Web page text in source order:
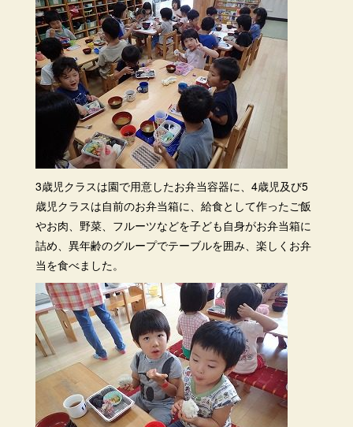
3歳児クラスは園で用意したお弁当容器に、4歳児及び5
歳児クラスは自前のお弁当箱に、給食として作ったご飯
やお肉、野菜、フルーツなどを子ども自身がお弁当箱に
詰め、異年齢のグループでテーブルを囲み、楽しくお弁
当を食べました。